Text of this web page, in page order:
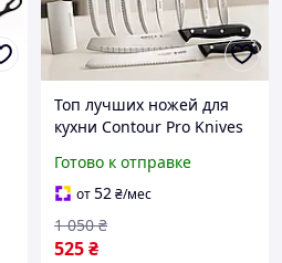
Топ лучших ножей для
кухни Contour Pro Knives
нарезания, Набор
кулинарных ножей HM-62
Готово к отправке
от52₴/мес
525₴
1 050 ₴